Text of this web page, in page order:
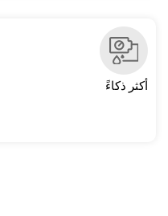
أكثر ذكاءً